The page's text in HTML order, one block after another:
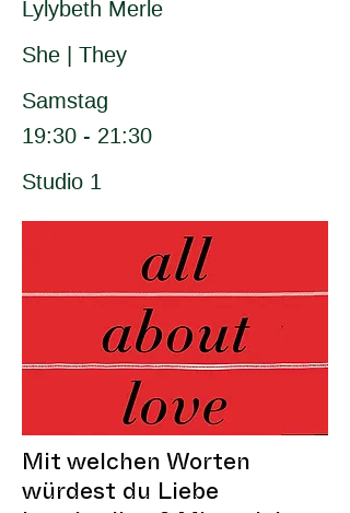
Lylybeth Merle
She | They
Samstag
19:30 - 21:30
Studio 1
Mit welchen Worten
würdest du Liebe